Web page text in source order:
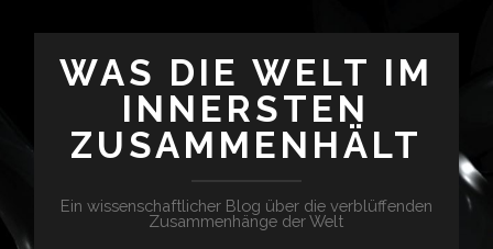
WAS DIE WELT IM
INNERSTEN
ZUSAMMENHÄLT
Ein wissenschaftlicher Blog über die verblüffenden
Zusammenhänge der Welt